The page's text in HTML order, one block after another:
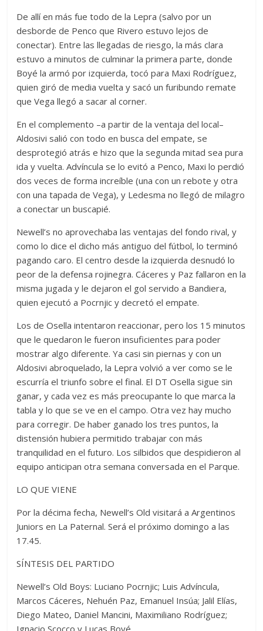
De allí en más fue todo de la Lepra (salvo por un
desborde de Penco que Rivero estuvo lejos de
conectar). Entre las llegadas de riesgo, la más clara
estuvo a minutos de culminar la primera parte, donde
Boyé la armó por izquierda, tocó para Maxi Rodríguez,
quien giró de media vuelta y sacó un furibundo remate
que Vega llegó a sacar al corner.
En el complemento –a partir de la ventaja del local–
Aldosivi salió con todo en busca del empate, se
desprotegió atrás e hizo que la segunda mitad sea pura
ida y vuelta. Advíncula se lo evitó a Penco, Maxi lo perdió
dos veces de forma increíble (una con un rebote y otra
con una tapada de Vega), y Ledesma no llegó de milagro
a conectar un buscapié.
Newell’s no aprovechaba las ventajas del fondo rival, y
como lo dice el dicho más antiguo del fútbol, lo terminó
pagando caro. El centro desde la izquierda desnudó lo
peor de la defensa rojinegra. Cáceres y Paz fallaron en la
misma jugada y le dejaron el gol servido a Bandiera,
quien ejecutó a Pocrnjic y decretó el empate.
Los de Osella intentaron reaccionar, pero los 15 minutos
que le quedaron le fueron insuficientes para poder
mostrar algo diferente. Ya casi sin piernas y con un
Aldosivi abroquelado, la Lepra volvió a ver como se le
escurría el triunfo sobre el final. El DT Osella sigue sin
ganar, y cada vez es más preocupante lo que marca la
tabla y lo que se ve en el campo. Otra vez hay mucho
para corregir. De haber ganado los tres puntos, la
distensión hubiera permitido trabajar con más
tranquilidad en el futuro. Los silbidos que despidieron al
equipo anticipan otra semana conversada en el Parque.
LO QUE VIENE
Por la décima fecha, Newell’s Old visitará a Argentinos
Juniors en La Paternal. Será el próximo domingo a las
17.45.
SÍNTESIS DEL PARTIDO
Newell’s Old Boys: Luciano Pocrnjic; Luis Advíncula,
Marcos Cáceres, Nehuén Paz, Emanuel Insúa; Jalil Elías,
Diego Mateo, Daniel Mancini, Maximiliano Rodríguez;
Ignacio Scocco y Lucas Boyé.